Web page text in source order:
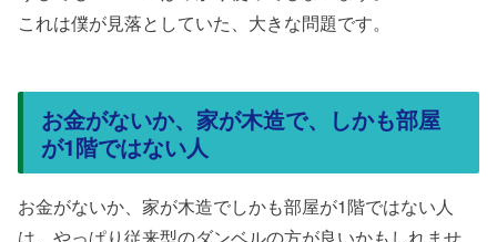
これは僕が見落としていた、大きな問題です。
お金がないか、家が木造で、しかも部屋
が1階ではない人
お金がないか、家が木造でしかも部屋が1階ではない人